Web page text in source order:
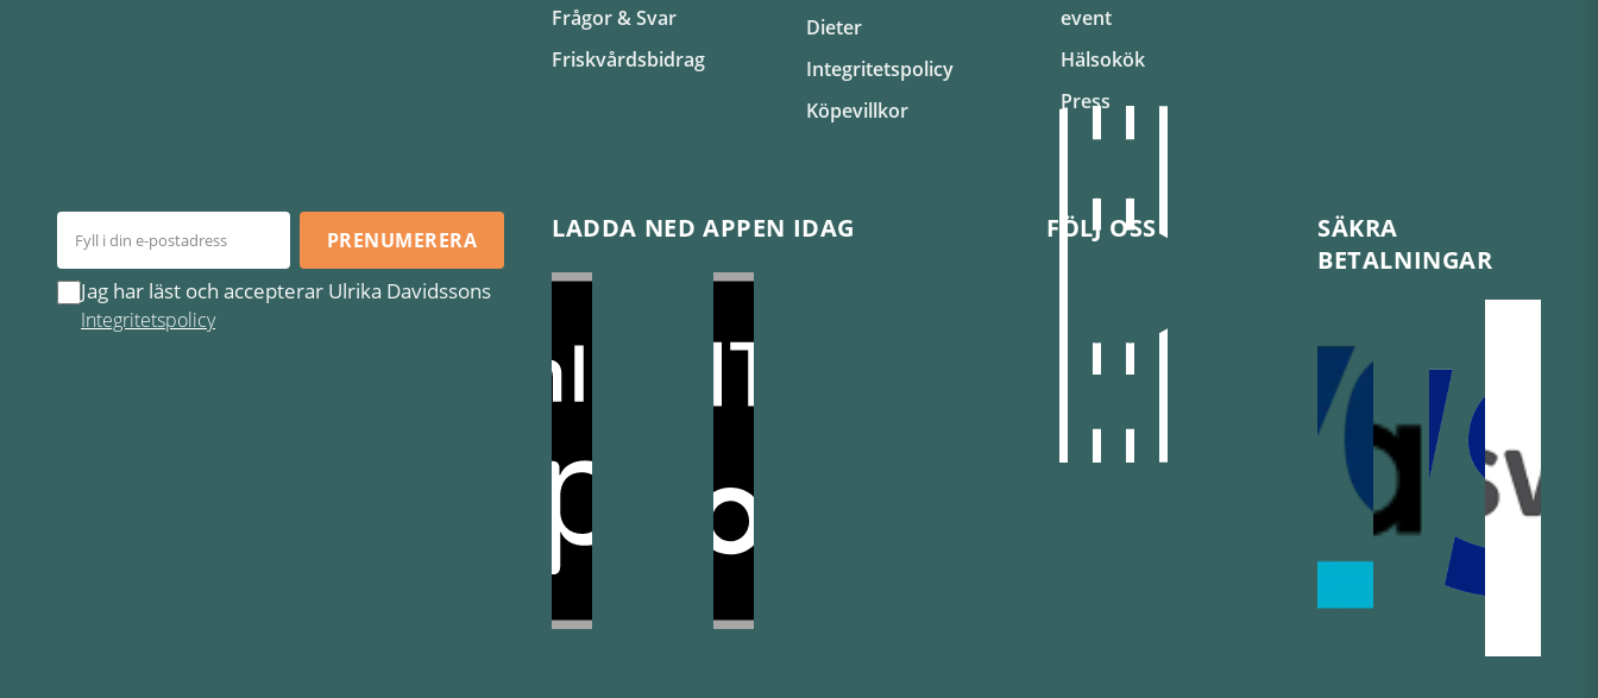
Frågor & Svar
Friskvårdsbidrag
Dieter
Integritetspolicy
Köpevillkor
event
Hälsokök
Press
PRENUMERERA
Jag har läst och accepterar Ulrika Davidssons
Integritetspolicy
LADDA NED APPEN IDAG FÖLJ OSS
SÄKRA
BETALNINGAR